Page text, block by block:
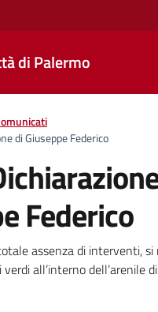
di Palermo
di Giuseppe Federico
Federico
notizia
assenza di interventi, si
verdi all’interno dell’arenile